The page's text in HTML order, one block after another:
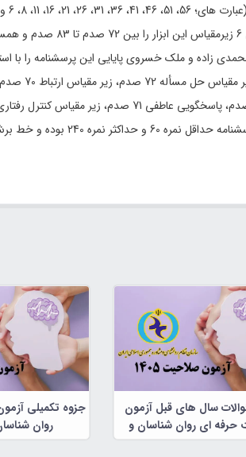
اپشتاین و همکاران پایایی مربوط به همسانی درونی 6
92/0 گزارش کرده اند. محمدی زاده و ملک خسروی پایایی این پرسشنامه را با
ضریب آلفای کرونباخ بدین
زیر مقیاس کارکرد کلی 82 صدم. همچنین در این پرسشنامه
سال های قبل آزمون
حرفه ای روان شناسان و
مشاوران
جزوه تکمیلی
روان